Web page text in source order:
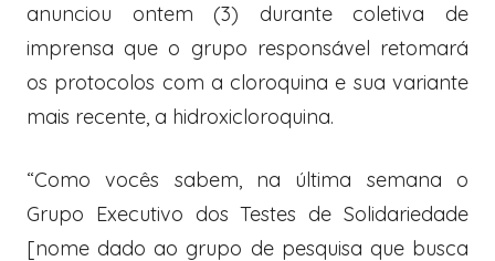
anunciou ontem (3) durante coletiva de
imprensa que o grupo responsável retomará
os protocolos com a cloroquina e sua variante
mais recente, a hidroxicloroquina.
“Como vocês sabem, na última semana o
Grupo Executivo dos Testes de Solidariedade
[nome dado ao grupo de pesquisa que busca